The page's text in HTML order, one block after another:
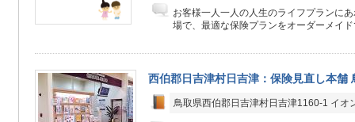
お客様一人一人の人生のライフプランに
場で、最適な保険プランをオーダーメイ
西伯郡日吉津村日吉津：保険見直し本舗
鳥取県西伯郡日吉津村日吉津1160-1 イオ